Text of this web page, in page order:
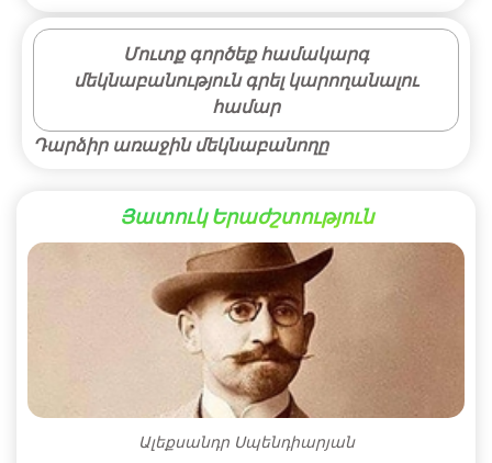
Մուտք գործեք համակարգ
մեկնաբանություն գրել կարողանալու
համար
Դարձիր առաջին մեկնաբանողը
Յատուկ Երաժշտություն
Ալեքսանդր Սպենդիարյան